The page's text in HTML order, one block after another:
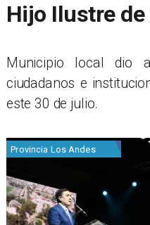
Hijo Ilustre de
​Municipio local dio
ciudadanos e
este 30 de julio.
Provincia Los Andes